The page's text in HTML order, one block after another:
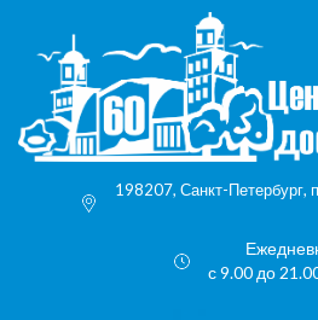
198207, Санкт-Петербург,
с 9.00 до